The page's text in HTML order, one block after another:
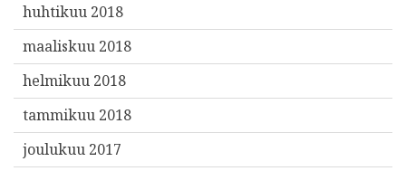
huhtikuu 2018
maaliskuu 2018
helmikuu 2018
tammikuu 2018
joulukuu 2017